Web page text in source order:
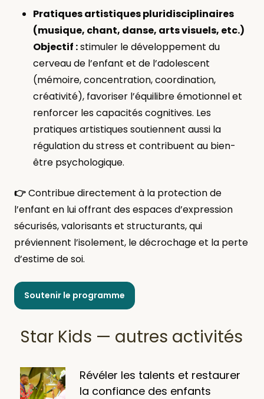
Pratiques artistiques pluridisciplinaires
(musique, chant, danse, arts visuels, etc.)
Objectif :stimuler le développement du
cerveau de l’enfant et de l’adolescent
(mémoire, concentration, coordination,
créativité), favoriser l’équilibre émotionnel et
renforcer les capacités cognitives. Les
pratiques artistiques soutiennent aussi la
régulation du stress et contribuent au bien-
être psychologique.
👉Contribue directement à la protection de
l’enfant en lui offrant des espaces d’expression
sécurisés, valorisants et structurants, qui
préviennent l’isolement, le décrochage et la perte
d’estime de soi.
Soutenir le programme
Star Kids — autres activités
Révéler les talents et restaurer
la confiance des enfants